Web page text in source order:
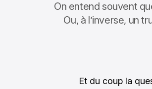
On entend souvent
Ou, à l’inverse, un
Et du coup la